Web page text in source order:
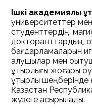
Ішкі академиялық
университеттер
студенттердің,
докторанттардың,
бағдарламаларын
алушылар мен
ұтқырлығы жоғары
ұтқырлық
Қазақстан
жүзеге асырылады.